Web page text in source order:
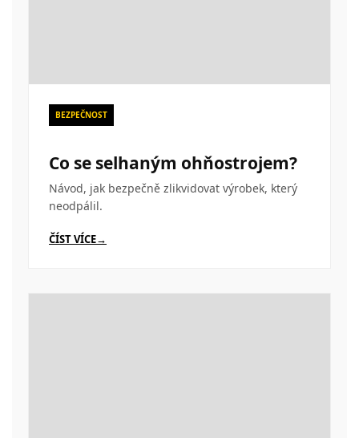
BEZPEČNOST
Co se selhaným ohňostrojem?
Návod, jak bezpečně zlikvidovat výrobek, který
neodpálil.
ČÍST VÍCE